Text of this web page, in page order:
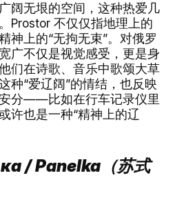
无垠的空间，这种热爱几
Prostor 不仅仅指地理上的
神上的“无拘无束”。对俄罗
广不仅是视觉感受，更是身
们在诗歌、音乐中歌颂大草
种“爱辽阔”的情结，也反映
分——比如在行车记录仪里
许也是一种“精神上的辽
/ Panelka（苏式